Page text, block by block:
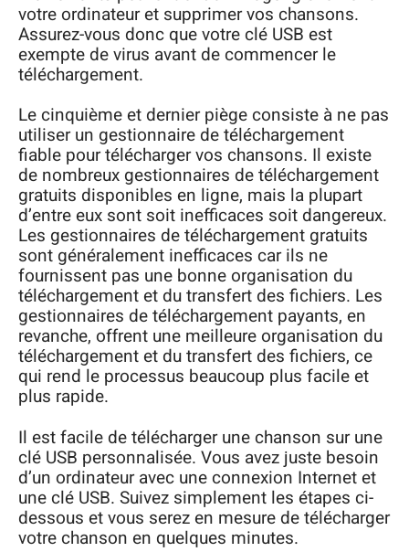
votre ordinateur et supprimer vos chansons.
Assurez-vous donc que votre clé USB est
exempte de virus avant de commencer le
téléchargement.
Le cinquième et dernier piège consiste à ne pas
utiliser un gestionnaire de téléchargement
fiable pour télécharger vos chansons. Il existe
de nombreux gestionnaires de téléchargement
gratuits disponibles en ligne, mais la plupart
d’entre eux sont soit inefficaces soit dangereux.
Les gestionnaires de téléchargement gratuits
sont généralement inefficaces car ils ne
fournissent pas une bonne organisation du
téléchargement et du transfert des fichiers. Les
gestionnaires de téléchargement payants, en
revanche, offrent une meilleure organisation du
téléchargement et du transfert des fichiers, ce
qui rend le processus beaucoup plus facile et
plus rapide.
Il est facile de télécharger une chanson sur une
clé USB personnalisée. Vous avez juste besoin
d’un ordinateur avec une connexion Internet et
une clé USB. Suivez simplement les étapes ci-
dessous et vous serez en mesure de télécharger
votre chanson en quelques minutes.